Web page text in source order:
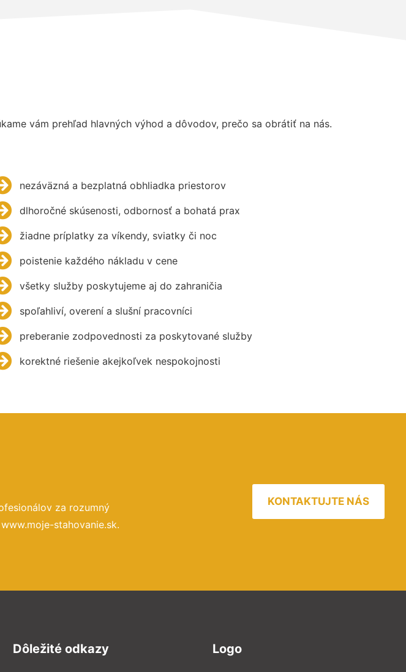
vám prehľad hlavných výhod a dôvodov, prečo sa obrátiť na nás.
nezáväzná a bezplatná obhliadka priestorov
dlhoročné skúsenosti, odbornosť a bohatá prax
žiadne príplatky za víkendy, sviatky či noc
poistenie každého nákladu v cene
všetky služby poskytujeme aj do zahraničia
spoľahliví, overení a slušní pracovníci
preberanie zodpovednosti za poskytované služby
korektné riešenie akejkoľvek nespokojnosti
za rozumný
stahovanie.sk.
KONTAKTUJTE NÁS
Dôležité odkazy Logo